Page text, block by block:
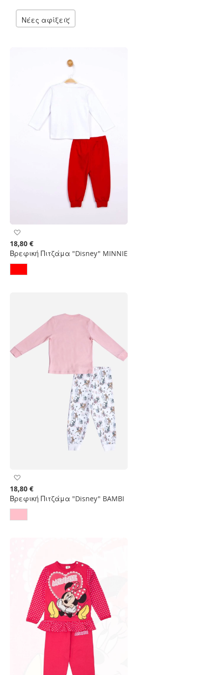
Νέες αφίξεις
στη
Λίστα
Επιθυμιών
Βρεφική Πιτζάμα "Disney" MINNIE
18,80 €
στη
Λίστα
Επιθυμιών
Βρεφική Πιτζάμα "Disney" BAMBI
18,80 €